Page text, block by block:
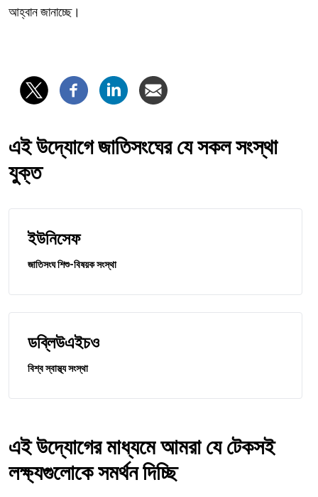
আহ্বান জানাচ্ছে।
এই উদ্যোগে জাতিসংঘের যে সকল সংস্থা
যুক্ত
ইউনিসেফ
জাতিসংঘ শিশু-বিষয়ক সংস্থা
ডব্লিউএইচও
বিশ্ব স্বাস্থ্য সংস্থা
এই উদ্যোগের মাধ্যমে আমরা যে টেকসই
লক্ষ্যগুলোকে সমর্থন দিচ্ছি